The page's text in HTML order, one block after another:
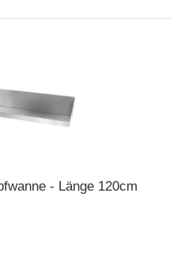
- Länge 120cm